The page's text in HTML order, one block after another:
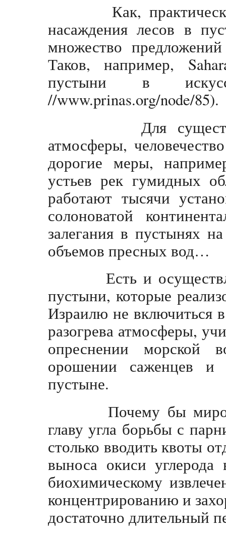
Как,
насаждения лесов в
множество
Таков, например,
пустыни в
//www.prinas.org/node/85).
Для
атмосферы,
дорогие меры,
устьев рек гумидных
работают тысячи
солоноватой
залегания в пустынях
объемов пресных вод…
Есть и
пустыни, которые
Израилю не включиться
разогрева атмосферы,
опреснении морской
орошении саженцев и
пустыне.
Почему бы
главу угла борьбы с
столько вводить квоты
выноса окиси
биохимическому
концентрированию и
достаточно длительный